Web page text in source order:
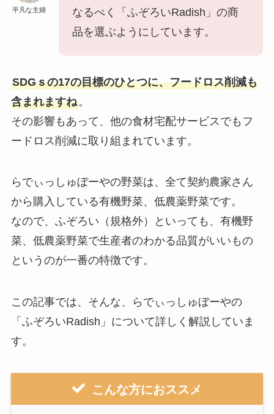
平凡な主婦
なるべく「ふぞろいRadish」の商
品を選ぶようにしています。
SDGｓの17の目標のひとつに、フードロス削減も
含まれますね。
その影響もあって、他の食材宅配サービスでもフ
ードロス削減に取り組まれています。
らでぃっしゅぼーやの野菜は、全て契約農家さん
から購入している有機野菜、低農薬野菜です。
なので、ふぞろい（規格外）といっても、 有機野
菜、低農薬野菜で生産者のわかる品質がいいもの
というのが一番の特徴です。
この記事では、そんな、らでぃっしゅぼーやの
「ふぞろいRadish」について詳しく解説していま
す。
こんな方におススメ